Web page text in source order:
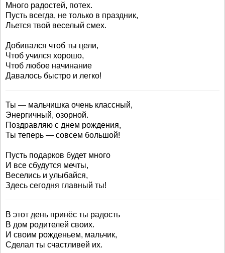
Много радостей, потех.
Пусть всегда, не только в праздник,
Льется твой веселый смех.
Добивался чтоб ты цели,
Чтоб учился хорошо,
Чтоб любое начинание
Давалось быстро и легко!
Ты — мальчишка очень классный,
Энергичный, озорной.
Поздравляю с днем рождения,
Ты теперь — совсем большой!
Пусть подарков будет много
И все сбудутся мечты,
Веселись и улыбайся,
Здесь сегодня главный ты!
В этот день принёс ты радость
В дом родителей своих.
И своим рожденьем, мальчик,
Сделал ты счастливей их.